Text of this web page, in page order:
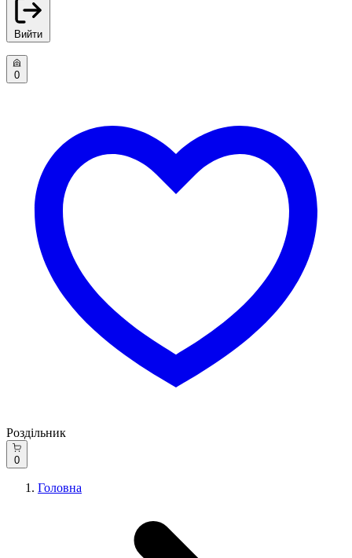
Вийти
0
Роздільник
0
Головна